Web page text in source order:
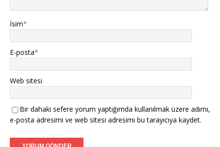
İsim*
E-posta*
Web sitesi
Bir dahaki sefere yorum yaptığımda kullanılmak üzere adımı,
e-posta adresimi ve web sitesi adresimi bu tarayıcıya kaydet.